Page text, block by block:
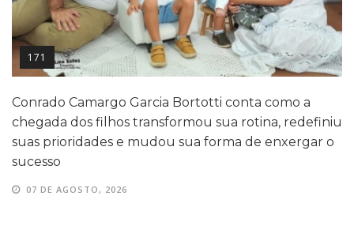
171
Conrado Camargo Garcia Bortotti conta como a
chegada dos filhos transformou sua rotina, redefiniu
suas prioridades e mudou sua forma de enxergar o
sucesso
07 DE AGOSTO, 2026